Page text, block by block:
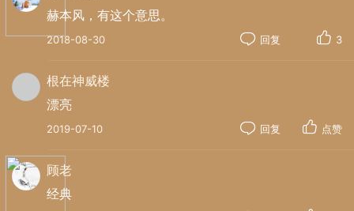
赫本风，有这个意思。
2018-08-30 回复 3
根在神威楼
漂亮
2019-07-10 回复 点赞
顾老
经典